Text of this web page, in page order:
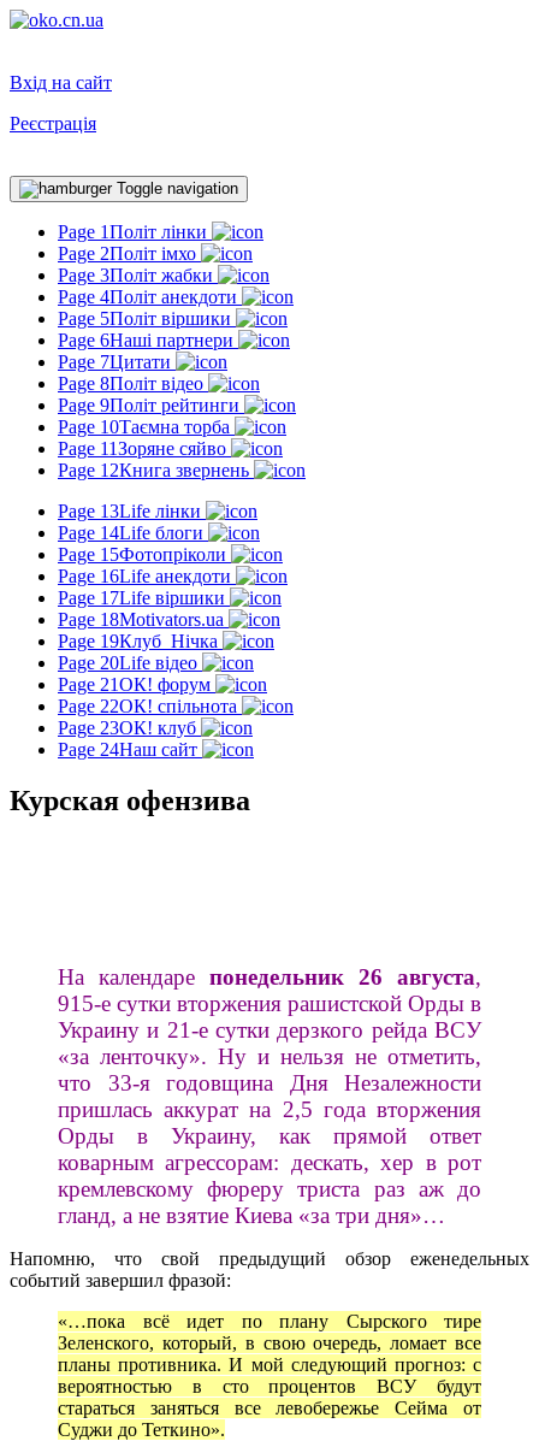
Вхід на сайт
Реєстрація
Toggle navigation
Page 1Політ лінки
Page 2Політ імхо
Page 3Політ жабки
Page 4Політ анекдоти
Page 5Політ віршики
Page 6Наші партнери
Page 7Цитати
Page 8Політ відео
Page 9Політ рейтинги
Page 10Таємна торба
Page 11Зоряне сяйво
Page 12Книга звернень
Page 13Life лінки
Page 14Life блоги
Page 15Фотопріколи
Page 16Life анекдоти
Page 17Life віршики
Page 18Motivators.ua
Page 19Клуб_Нічка
Page 20Life відео
Page 21ОК! форум
Page 22ОК! спільнота
Page 23ОК! клуб
Page 24Наш сайт
Курская офензива
На календаре понедельник 26 августа,
915-е сутки вторжения рашистской Орды в
Украину и 21-е сутки дерзкого рейда ВСУ
«за ленточку». Ну и нельзя не отметить,
что 33-я годовщина Дня Незалежности
пришлась аккурат на 2,5 года вторжения
Орды в Украину, как прямой ответ
коварным агрессорам: дескать, хер в рот
кремлевскому фюреру триста раз аж до
гланд, а не взятие Киева «за три дня»…
Напомню, что свой предыдущий обзор еженедельных
событий завершил фразой:
«…пока всё идет по плану Сырского тире
Зеленского, который, в свою очередь, ломает все
планы противника. И мой следующий прогноз: с
вероятностью в сто процентов ВСУ будут
стараться заняться все левобережье Сейма от
Суджи до Теткино».